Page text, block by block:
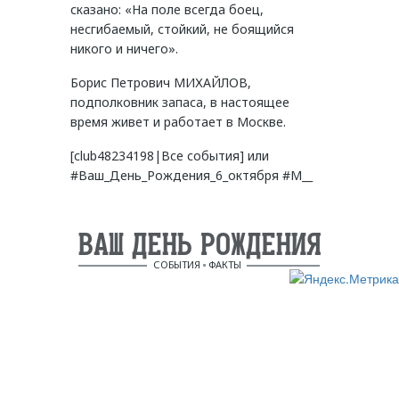
сказано: «На поле всегда боец,
несгибаемый, стойкий, не боящийся
никого и ничего».
Борис Петрович МИХАЙЛОВ,
подполковник запаса, в настоящее
время живет и работает в Москве.
[club48234198|Все события] или
#Ваш_День_Рождения_6_октября #М__
ВАШ ДЕНЬ РОЖДЕНИЯ
СОБЫТИЯ ФАКТЫ